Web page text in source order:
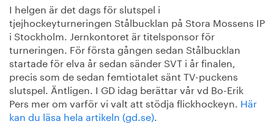
Om oss
I helgen är det dags för slutspel i
tjejhockeyturneringen Stålbucklan på Stora Mossens IP
i Stockholm. Jernkontoret är titelsponsor för
turneringen. För första gången sedan Stålbucklan
startade för elva år sedan sänder SVT i år finalen,
precis som de sedan femtiotalet sänt TV-puckens
slutspel. Äntligen. I GD idag berättar vår vd Bo-Erik
Pers mer om varför vi valt att stödja flickhockeyn. Här
kan du läsa hela artikeln (gd.se).